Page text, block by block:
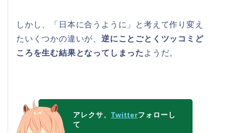
しかし、「日本に合うように」と考えて作り変え
たいくつかの違いが、 逆にことごとくツッコミど
ころを生む結果となってしまった ようだ。
アレクサ、 Twitterフォローし
て